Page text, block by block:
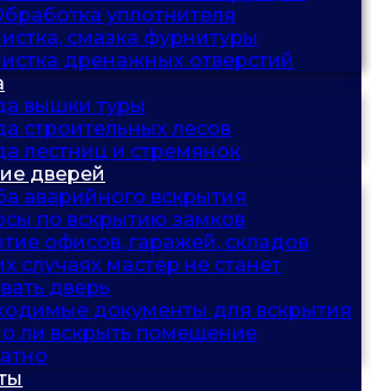
уплотнителя
смазка фурнитуры
дренажных отверстий
вышки туры
строительных лесов
лестниц и стремянок
дверей
аварийного вскрытия
по вскрытию замков
офисов, гаражей, складов
случаях мастер не станет
дверь
документы для вскрытия
ли вскрыть помещение